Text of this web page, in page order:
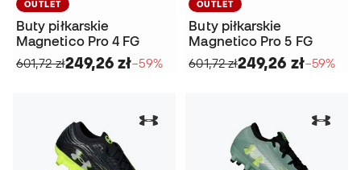
OUTLET
Buty piłkarskie
Magnetico Pro 4 FG
601,72 zł249,26 zł−59%
OUTLET
Buty piłkarskie
Magnetico Pro 5 FG
601,72 zł249,26 zł−59%